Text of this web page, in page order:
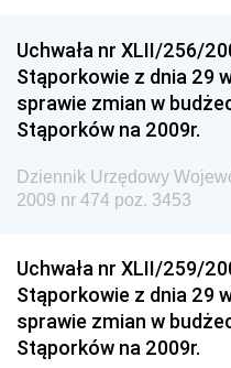
Chemicznego i
Dziennik Urzędowy
Gospodarki
Społecznej
Dziennik Urzędowy
Dziennik Urzędowy
Budownictwa
Dziennik Urzędowy
Uchwała nr XLII/256/
Stąporkowie z dnia 29
sprawie zmian w
Stąporków na 2009r.
Dziennik Urzędowy
2009 nr 474 poz. 3453
Uchwała nr XLII/259/
Stąporkowie z dnia 29
sprawie zmian w
Stąporków na 2009r.